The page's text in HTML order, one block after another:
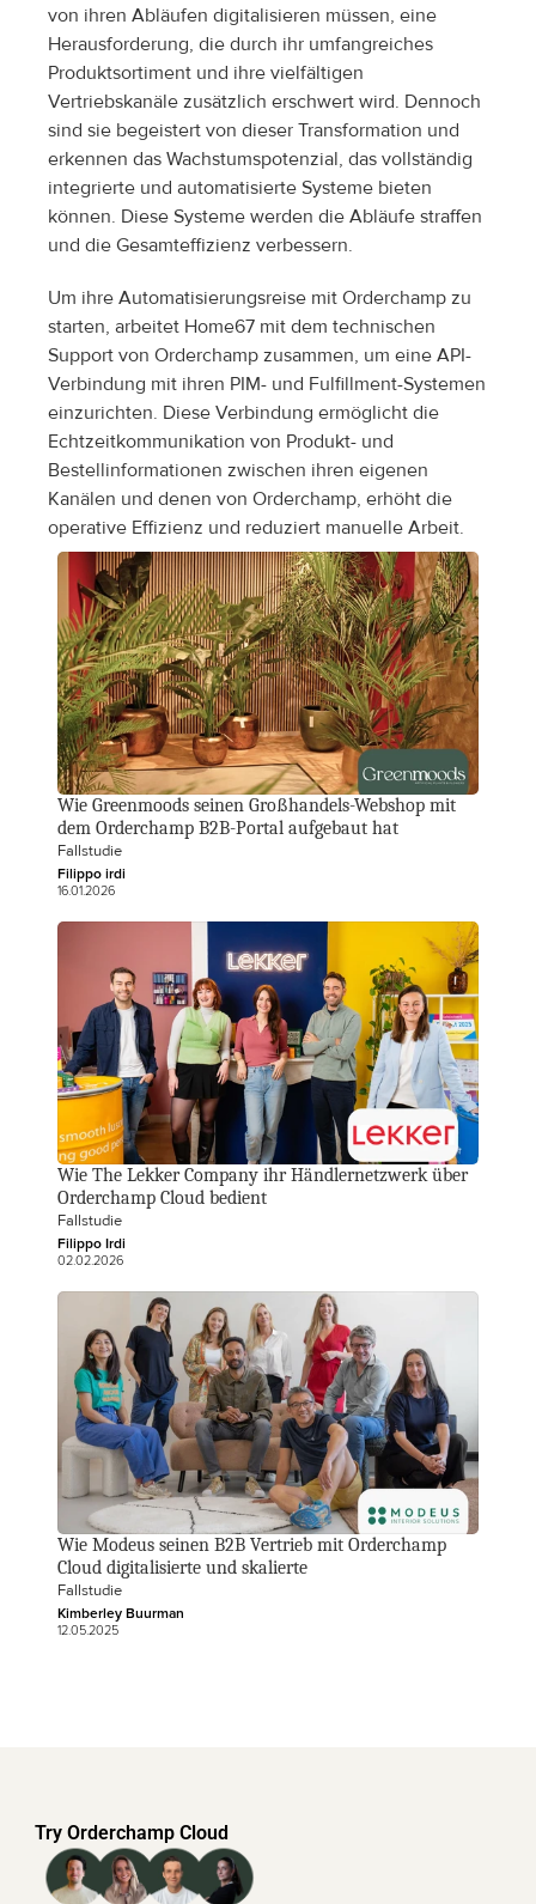
von ihren Abläufen digitalisieren müssen, eine
Herausforderung, die durch ihr umfangreiches
Produktsortiment und ihre vielfältigen
Vertriebskanäle zusätzlich erschwert wird. Dennoch
sind sie begeistert von dieser Transformation und
erkennen das Wachstumspotenzial, das vollständig
integrierte und automatisierte Systeme bieten
können. Diese Systeme werden die Abläufe straffen
und die Gesamteffizienz verbessern.
Um ihre Automatisierungsreise mit Orderchamp zu
starten, arbeitet Home67 mit dem technischen
Support von Orderchamp zusammen, um eine API-
Verbindung mit ihren PIM- und Fulfillment-Systemen
einzurichten. Diese Verbindung ermöglicht die
Echtzeitkommunikation von Produkt- und
Bestellinformationen zwischen ihren eigenen
Kanälen und denen von Orderchamp, erhöht die
operative Effizienz und reduziert manuelle Arbeit.
Wie Greenmoods seinen Großhandels-Webshop mit
dem Orderchamp B2B-Portal aufgebaut hat
Fallstudie
Filippo irdi
16.01.2026
Wie The Lekker Company ihr Händlernetzwerk über
Orderchamp Cloud bedient
Fallstudie
Filippo Irdi
02.02.2026
Wie Modeus seinen B2B Vertrieb mit Orderchamp
Cloud digitalisierte und skalierte
Fallstudie
Kimberley Buurman
12.05.2025
Try Orderchamp Cloud